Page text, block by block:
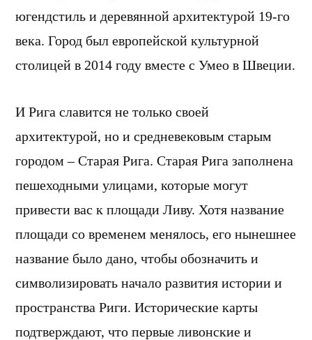
югендстиль и деревянной архитектурой 19-го
века. Город был европейской культурной
столицей в 2014 году вместе с Умео в Швеции.
И Рига славится не только своей
архитектурой, но и средневековым старым
городом – Старая Рига. Старая Рига заполнена
пешеходными улицами, которые могут
привести вас к площади Ливу. Хотя название
площади со временем менялось, его нынешнее
название было дано, чтобы обозначить и
символизировать начало развития истории и
пространства Риги. Исторические карты
подтверждают, что первые ливонские и